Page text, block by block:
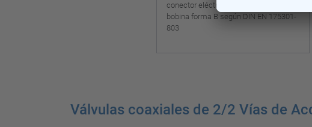
conector eléctrico
bobina forma B según DIN EN 175301-
803
Válvulas coaxiales de 2/2 Vías de